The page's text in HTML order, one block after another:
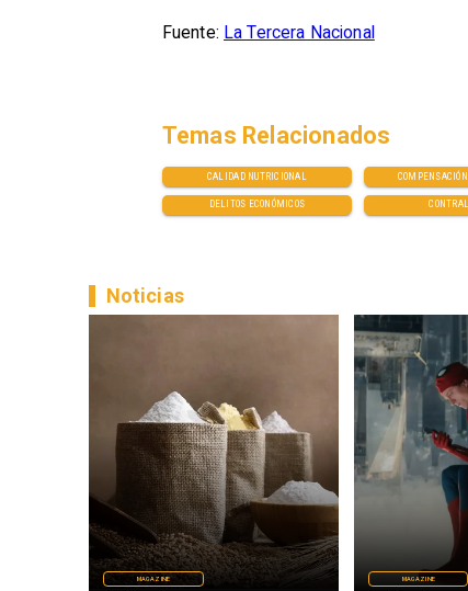
Fuente: La Tercera Nacional
CALIDAD NUTRICIONAL
DELITOS ECONÓMICOS
Temas Relacionados
MAGAZINE
Noticias
MAGAZINE